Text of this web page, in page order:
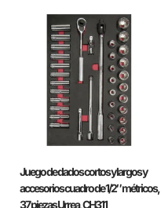
Juego de dados cortos y largos y
accesorios cuadro de 1/2″ métricos,
37 piezas Urrea, CH311